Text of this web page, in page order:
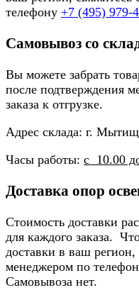
телефону +7 (495) 979-
Самовывоз со
Вы можете забрать
после подтверждения
заказа к отгрузке.
Адрес склада: г.
Часы работы: с 10.00
Доставка опор
Стоимость доставки
для каждого заказа.
доставки в ваш
менеджером по
Самовывоза нет.